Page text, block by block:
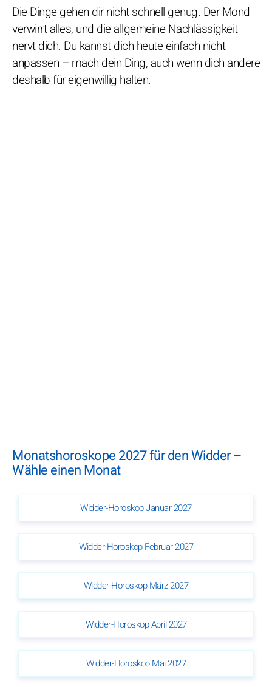
Die Dinge gehen dir nicht schnell genug. Der Mond
verwirrt alles, und die allgemeine Nachlässigkeit
nervt dich. Du kannst dich heute einfach nicht
anpassen – mach dein Ding, auch wenn dich andere
deshalb für eigenwillig halten.
Monatshoroskope 2027 für den Widder –
Wähle einen Monat
Widder-Horoskop Januar 2027
Widder-Horoskop Februar 2027
Widder-Horoskop März 2027
Widder-Horoskop April 2027
Widder-Horoskop Mai 2027